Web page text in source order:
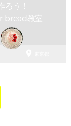
ろう！
bread教室